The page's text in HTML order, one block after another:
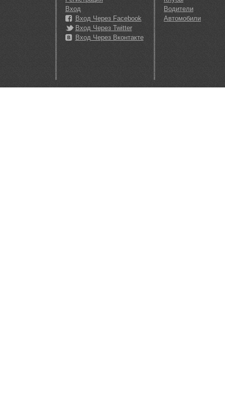
Вход
Вход Через Facebook
Вход Через Twitter
Вход Через Вконтакте
Водители
Автомобили